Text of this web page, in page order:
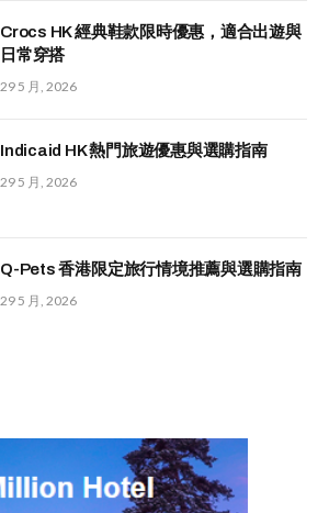
Crocs HK 經典鞋款限時優惠，適合出遊與
日常穿搭
29 5 月, 2026
Indicaid HK 熱門旅遊優惠與選購指南
29 5 月, 2026
Q-Pets 香港限定旅行情境推薦與選購指南
29 5 月, 2026